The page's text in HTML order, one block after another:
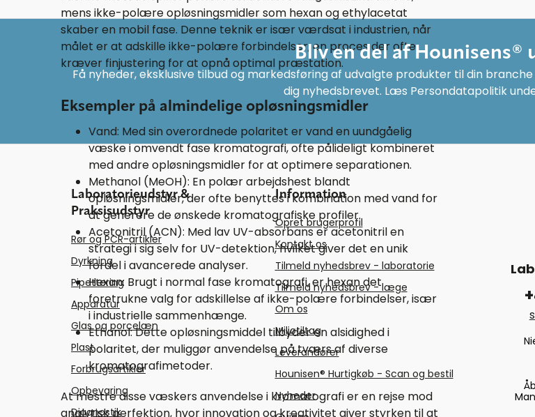
mens ikke-polære opløsningsmidler som hexan og ethylacetat
skaber en mobil fase. Denne teknik er især værdsat i industrien, når
målet er at adskille ikke-polære forbindelser, en proces der ofte
kræver finjustering for at opnå optimal præstation.
Eksempler på almindelige opløsningsmidler
Vand: Med sin overordnede polaritet er vand en uundgåelig
væske i omvendt fase kromatografi, ofte pålideligt kombineret
med andre opløsningsmidler for at optimere separationen.
Methanol (MeOH): En polær arbejdshest blandt
opløsningsmidler, der ofte benyttes i kombination med vand for
at generere de ønskede kromatografiske profiler.
Acetonitril (ACN): Med lav UV-absorbans er acetonitril en
strategi i sig selv for UV-detektion, hvilket giver det en unik
fordel i avancerede analyser.
Hexan: Brugt i normal fase kromatografi, er hexan det
foretrukne valg for adskillelse af ikke-polære forbindelser, især
i industrielle sammenhænge.
Ethanol: Dette opløsningsmiddel tilbyder en alsidighed i
polaritet, der muliggør anvendelse på tværs af diverse
kromatografimetoder.
At mestre disse væskers anvendelse i kromatografi er en rejse mod
analytisk perfektion, hvor innovation og kreativitet giver styrken til at
Bliv en del af Hounisens®
Få nyheder, eksklusive tilbud og markedsføring af udvalgte produkter til din
dig nyhedsbrevet. Læs Persondatapolitik
Laboratorieudstyr &
Praksisudstyr
Rør og PCR-artikler
Dyrkning
Pipettering
Apparatur
Glas og porcelæn
Plast
Forbrugsartikler
Opbevaring
Diagnostik
Information
Opret brugerprofil
Kontakt os
Tilmeld nyhedsbrev - laboratorie
Tilmeld nyhedsbrev - læge
Om os
Miljøtiltag
Leverandører
Hounisen® Hurtigkøb - Scan og bestil
Nyheder